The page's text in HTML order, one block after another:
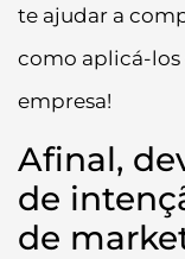
te ajudar a
como aplicá-
empresa!
Afinal,
de
de